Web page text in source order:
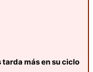
tarda más en su ciclo